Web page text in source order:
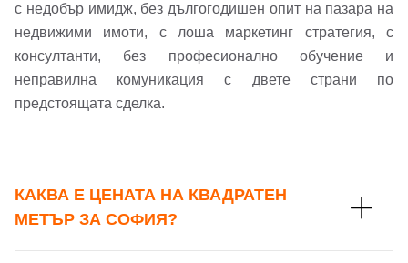
или използвай профил
Вход с Google
с недобър имидж, без дългогодишен опит на пазара на
недвижими имоти, с лоша маркетинг стратегия, с
консултанти, без професионално обучение и
неправилна комуникация с двете страни по
предстоящата сделка.
КАКВА Е ЦЕНАТА НА КВАДРАТЕН
МЕТЪР ЗА СОФИЯ?
Заяви оглед